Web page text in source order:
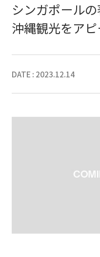
シンガポール
沖縄観光をア
DATE : 2023.12.14